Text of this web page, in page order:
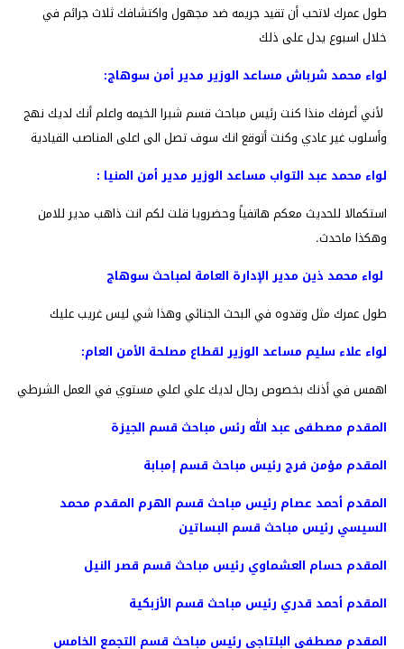
طول عمرك لاتحب أن تقيد جريمه ضد مجهول واكتشافك ثلاث جرائم في
خلال اسبوع يدل على ذلك
لواء محمد شرباش مساعد الوزير مدير أمن سوهاج:
لأني أعرفك منذا كنت رئيس مباحث قسم شبرا الخيمه واعلم أنك لديك نهج
وأسلوب غير عادي وكنت أتوقع انك سوف تصل الى اعلى المناصب القيادية
لواء محمد عبد التواب مساعد الوزير مدير أمن المنيا :
استكمالا للحديث معكم هاتفياً وحضرويا قلت لكم انت ذاهب مدير للامن
وهكذا ماحدث.
لواء محمد ذين مدير الإدارة العامة لمباحث سوهاج
طول عمرك مثل وقدوه في البحث الجنائي وهذا شي ليس غريب عليك
لواء علاء سليم مساعد الوزير لقطاع مصلحة الأمن العام:
اهمس في أذنك بخصوص رجال لديك علي اعلي مستوي في العمل الشرطي
المقدم مصطفى عبد الله رئس مباحث قسم الجيزة
المقدم مؤمن فرج رئيس مباحث قسم إمبابة
المقدم أحمد عصام رئيس مباحث قسم الهرم المقدم محمد
السيسي رئيس مباحث قسم البساتين
المقدم حسام العشماوي رئيس مباحث قسم قصر النيل
المقدم أحمد قدري رئيس مباحث قسم الأزبكية
المقدم مصطفى البلتاجي رئيس مباحث قسم التجمع الخامس